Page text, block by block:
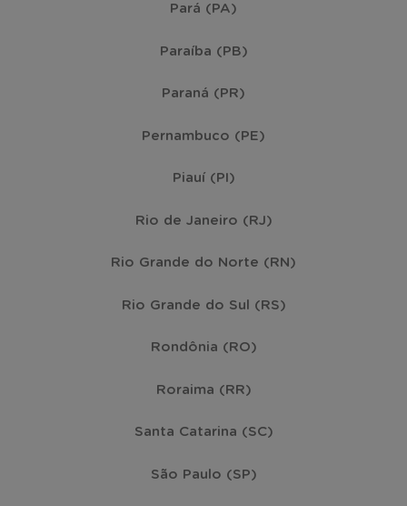
Pará (PA)
Paraíba (PB)
Paraná (PR)
Pernambuco (PE)
Piauí (PI)
Rio de Janeiro (RJ)
Rio Grande do Norte (RN)
Rio Grande do Sul (RS)
Rondônia (RO)
Roraima (RR)
Santa Catarina (SC)
São Paulo (SP)